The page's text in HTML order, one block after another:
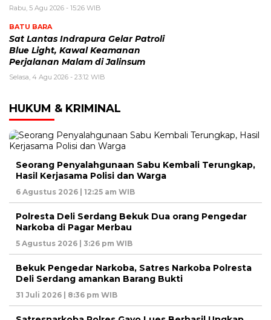
Rabu, 5 Agu 2026 - 15:26 WIB
BATU BARA
Sat Lantas Indrapura Gelar Patroli
Blue Light, Kawal Keamanan
Perjalanan Malam di Jalinsum
Selasa, 4 Agu 2026 - 23:12 WIB
HUKUM & KRIMINAL
Seorang Penyalahgunaan Sabu Kembali Terungkap,
Hasil Kerjasama Polisi dan Warga
6 Agustus 2026 | 12:25 am WIB
Polresta Deli Serdang Bekuk Dua orang Pengedar
Narkoba di Pagar Merbau
5 Agustus 2026 | 3:26 pm WIB
Bekuk Pengedar Narkoba, Satres Narkoba Polresta
Deli Serdang amankan Barang Bukti
31 Juli 2026 | 8:36 pm WIB